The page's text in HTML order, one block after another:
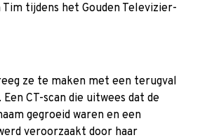
Tim tijdens het Gouden Televizier-
ze te maken met een terugval
CT-scan die uitwees dat de
gegroeid waren en een
veroorzaakt door haar